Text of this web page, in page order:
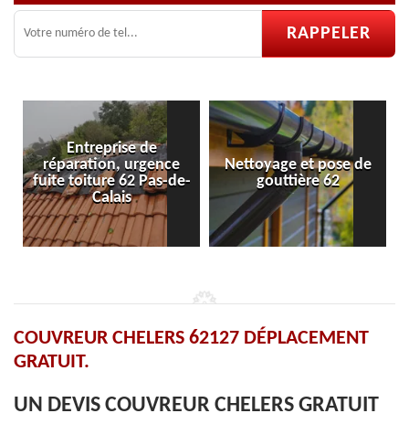
Nettoyage et pose de
gouttière 62
Pose et réparation de
velux 62
COUVREUR CHELERS 62127 DÉPLACEMENT
GRATUIT.
UN DEVIS COUVREUR CHELERS GRATUIT